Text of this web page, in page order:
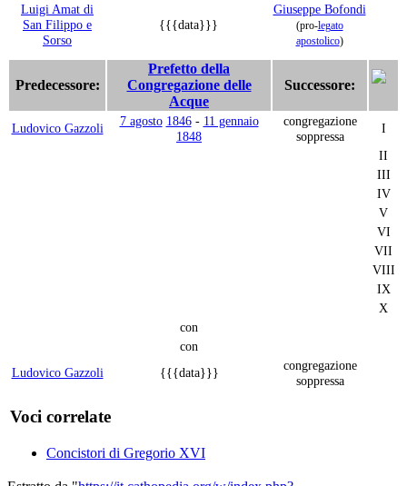
Luigi Amat di
San Filippo e
Sorso
{{{data}}}
Giuseppe Bofondi
(pro-legato
apostolico)
Predecessore:
Prefetto della
Congregazione delle
Acque
Successore:
Ludovico Gazzoli 7 agosto 1846- 11 gennaio
1848
congregazione
soppressa
I
II
III
IV
V
VI
VII
VIII
IX
X
con
con
Ludovico Gazzoli
{{{data}}}
congregazione
soppressa
Voci correlate
Concistori di Gregorio XVI